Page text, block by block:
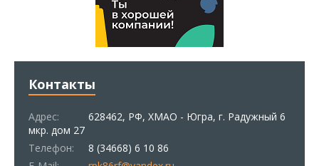
Контакты
Адрес:
628462, РФ, ХМАО - Югра, г. Радужный 6
мкр. дом 27
Телефон:
8 (34668) 6 10 86